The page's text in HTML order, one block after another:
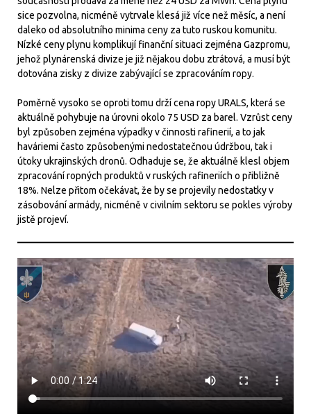
sice pozvolna, nicméně vytrvale klesá již více než měsíc, a není
daleko od absolutního minima ceny za tuto ruskou komunitu.
Nízké ceny plynu komplikují finanční situaci zejména Gazpromu,
jehož plynárenská divize je již nějakou dobu ztrátová, a musí být
dotována zisky z divize zabývající se zpracováním ropy.
Poměrně vysoko se oproti tomu drží cena ropy URALS, která se
aktuálně pohybuje na úrovni okolo 75 USD za barel. Vzrůst ceny
byl způsoben zejména výpadky v činnosti rafinerií, a to jak
haváriemi často způsobenými nedostatečnou údržbou, tak i
útoky ukrajinských dronů. Odhaduje se, že aktuálně klesl objem
zpracování ropných produktů v ruských rafineriích o přibližně
18%. Nelze přitom očekávat, že by se projevily nedostatky v
zásobování armády, nicméně v civilním sektoru se pokles výroby
jistě projeví.